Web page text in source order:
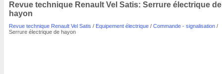
Revue technique Renault Vel Satis: Serrure électrique de
hayon
Revue technique Renault Vel Satis / Equipement électrique / Commande - signalisation /
Serrure électrique de hayon